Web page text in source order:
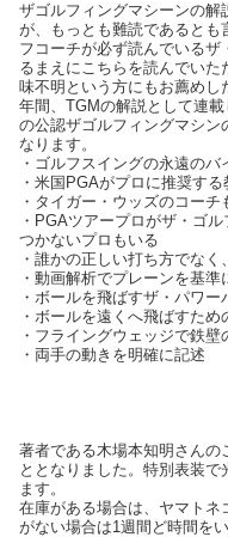
ザゴルフィングマシーンの解
が、もっとも難読であると
フコーチが必ず読んでいる
るまえにこちらを読んでい
味不明という方にもお薦めし
年間、TGMの解説として連
の公認ザゴルフィングマシン
なります。
・ゴルフスイングの永遠のバ
・米国PGAがプロに推奨す
・タイガー・ウッズのコー
・PGAツアープロがザ・ゴ
つかないプロもいる
・誰かの正しい打ち方でな
・動画解析でプレーンを基準
・ボールを飛ばすザ・パワ
・ボールを遠くへ飛ばすた
・フライングウェッジで鉄
・両手の動きを明確に記述
著者である木場本知明さんの
ととなりました。特別表装
ます。
在庫がある場合は、ヤマト
がない場合は1週間ど時間をい